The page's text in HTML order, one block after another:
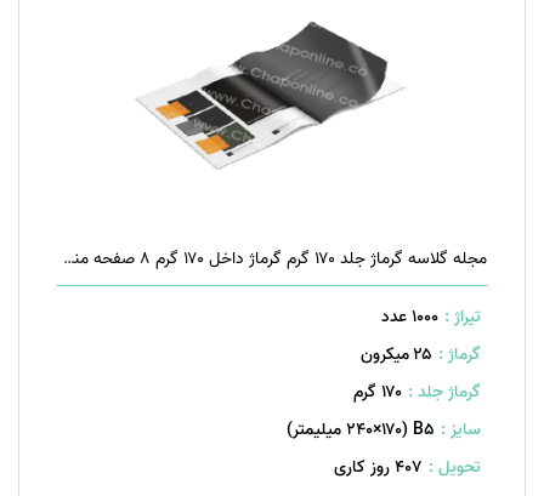
مجله گلاسه گرماژ جلد ۱۷۰ گرم گرماژ داخل ۱۷۰ گرم ۸ صفحه منگنه تخت
تیراژ : 1000 عدد
گرماژ : ۲۵ میکرون
گرماژ جلد : ۱۷۰ گرم
سایز : B۵ (۲۴۰×۱۷۰ میلیمتر)
تحویل : 407 روز کاری